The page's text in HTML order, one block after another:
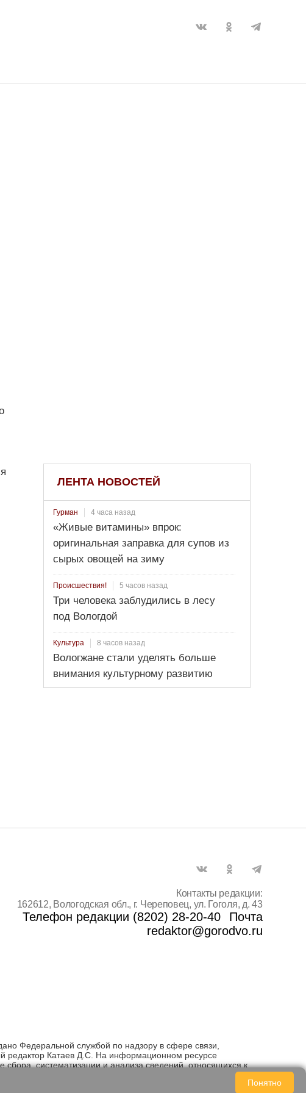
ЛЕНТА НОВОСТЕЙ
Гурман 4 часа назад
«Живые витамины» впрок:
оригинальная заправка для супов из
сырых овощей на зиму
Происшествия! 5 часов назад
Три человека заблудились в лесу
под Вологдой
Культура 8 часов назад
Вологжане стали уделять больше
внимания культурному развитию
Контакты редакции:
162612, Вологодская обл., г. Череповец, ул. Гоголя, д. 43
Телефон редакции (8202) 28-20-40
Почта
redaktor@gorodvo.ru
Федеральной службой по надзору в сфере связи,
редактор Катаев Д.С. На информационном ресурсе
систематизации и анализа сведений, относящихся к
Понятно